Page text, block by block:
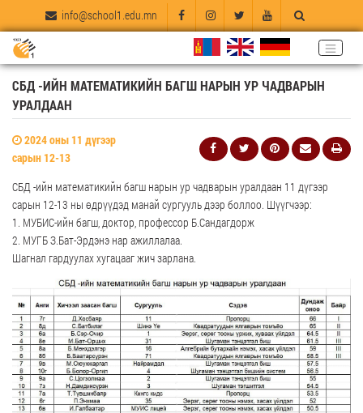
info@school1.edu.mn
СБД -ИЙН МАТЕМАТИКИЙН БАГШ НАРЫН УР ЧАДВАРЫН
УРАЛДААН
2024 оны 11 дүгээр
сарын 12-13
СБД -ийн математикийн багш нарын ур чадварын уралдаан 11 дүгээр
сарын 12-13 ны өдрүүдэд манай сургууль дээр боллоо. Шүүгчээр:
1. МУБИС-ийн багш, доктор, профессор Б.Сандагдорж
2. МУГБ З.Бат-Эрдэнэ нар ажиллалаа.
Шагнал гардуулах хугацааг жич зарлана.